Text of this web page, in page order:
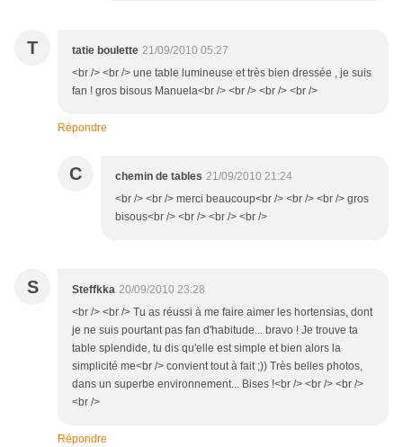
T tatie boulette 21/09/2010 05:27
<br /> <br /> une table lumineuse et très bien dressée , je suis
fan ! gros bisous Manuela<br /> <br /> <br /> <br />
Répondre
C chemin de tables 21/09/2010 21:24
<br /> <br /> merci beaucoup<br /> <br /> <br /> gros
bisous<br /> <br /> <br /> <br />
S Steffkka 20/09/2010 23:28
<br /> <br /> Tu as réussi à me faire aimer les hortensias, dont
je ne suis pourtant pas fan d'habitude... bravo ! Je trouve ta
table splendide, tu dis qu'elle est simple et bien alors la
simplicité me<br /> convient tout à fait ;)) Très belles photos,
dans un superbe environnement... Bises !<br /> <br /> <br />
<br />
Répondre